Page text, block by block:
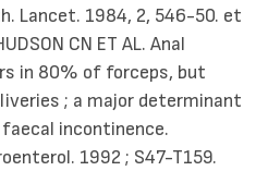
Lancet. 1984, 2, 546-50. et
CN ET AL. Anal
in 80% of forceps, but
; a major determinant
incontinence.
1992 ; S47-T159.